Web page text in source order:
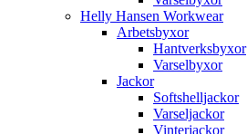
Helly Hansen Workwear
Arbetsbyxor
Hantverksbyxor
Varselbyxor
Jackor
Softshelljackor
Varseljackor
Vinterjackor